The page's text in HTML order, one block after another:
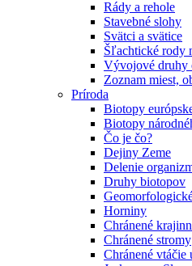
Rády a rehole
Stavebné slohy
Svätci a svätice
Šľachtické rody
Vývojové druhy
Zoznam miest,
Príroda
Biotopy
Biotopy
Čo je čo?
Dejiny Zeme
Delenie
Druhy biotopov
Horniny
Chránené
Chránené stromy
Chránené vtáčie